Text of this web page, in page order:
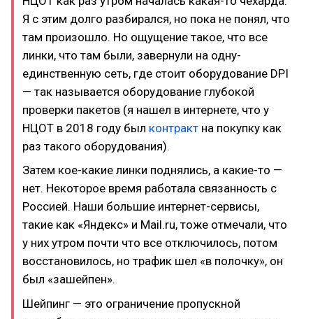
Я с этим долго разбирался, но пока не понял, что
там произошло. Но ощущение такое, что все
линки, что там были, завернули на одну-
единственную сеть, где стоит оборудование DPI
— так называется оборудование глубокой
проверки пакетов (я нашел в интернете, что у
НЦОТ в 2018 году был контракт на покупку как
раз такого оборудования).
Затем кое-какие линки поднялись, а какие-то —
нет. Некоторое время работала связанность с
Россией. Наши большие интернет-сервисы,
такие как «Яндекс» и Mail.ru, тоже отмечали, что
у них утром почти что все отключилось, потом
восстановилось, но трафик шел «в полочку», он
был «зашейпен».
Шейпинг — это ограничение пропускной